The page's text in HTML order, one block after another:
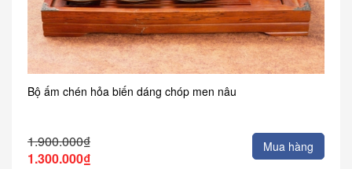
Bộ ấm chén hỏa biến dáng chóp men nâu
1.900.000₫
1.300.000₫
Mua hàng